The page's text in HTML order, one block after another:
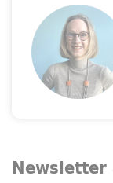
Newsletter